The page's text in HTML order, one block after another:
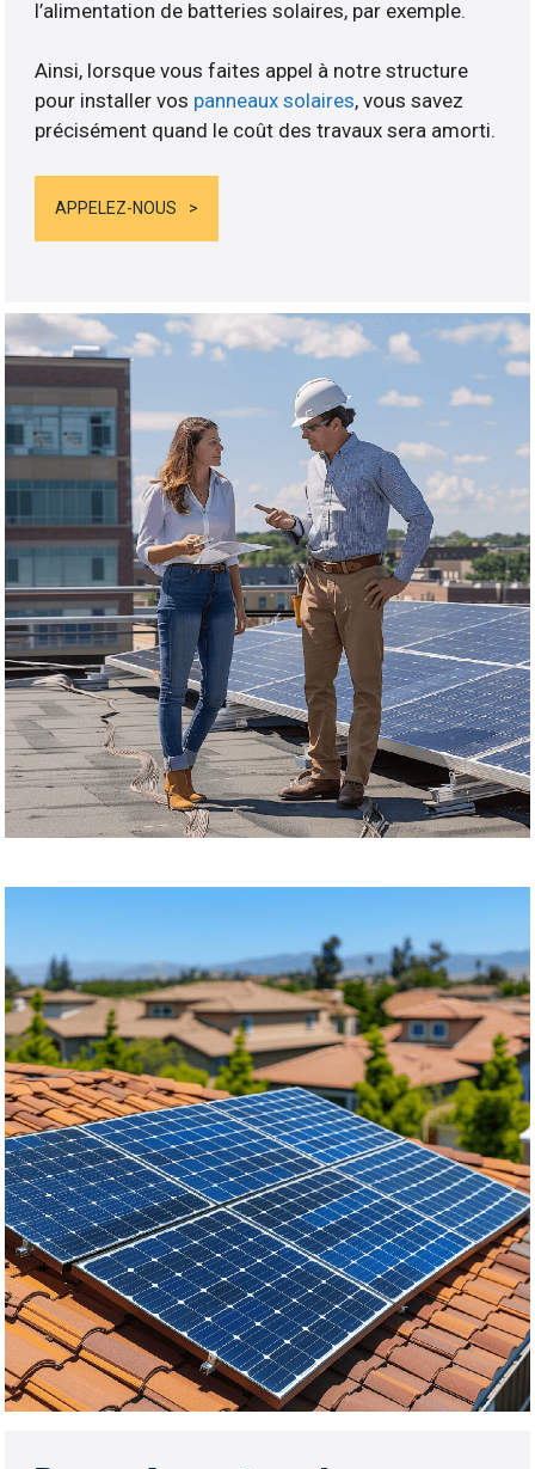
l’alimentation de batteries solaires, par exemple.
Ainsi, lorsque vous faites appel à notre structure
pour installer vos panneaux solaires, vous savez
précisément quand le coût des travaux sera amorti.
APPELEZ-NOUS